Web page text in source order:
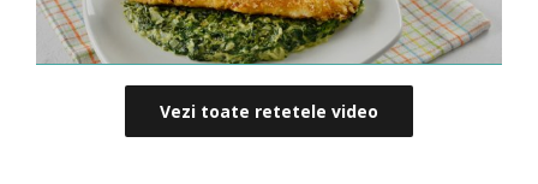
Vezi toate retetele video